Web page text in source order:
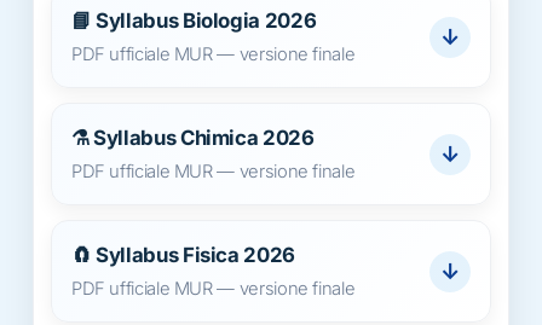
📘 Syllabus Biologia 2026
PDF ufficiale MUR — versione finale
↓
⚗️ Syllabus Chimica 2026
PDF ufficiale MUR — versione finale
↓
🧲 Syllabus Fisica 2026
PDF ufficiale MUR — versione finale
↓